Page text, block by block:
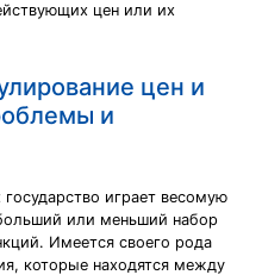
цен или их
цен и
и
играет весомую
или меньший набор
Имеется своего рода
которые находятся между